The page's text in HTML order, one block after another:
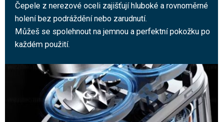
Čepele z nerezové oceli zajišťují hluboké a rovnoměrné
holení bez podráždění nebo zarudnutí.
Můžeš se spolehnout na jemnou a perfektní pokožku po
každém použití.